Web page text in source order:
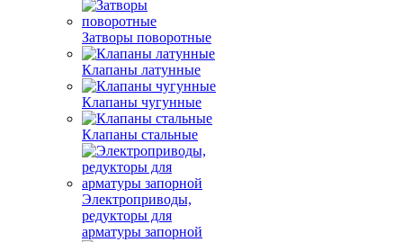
Затворы поворотные
Клапаны латунные
Клапаны чугунные
Клапаны стальные
Электроприводы,
редукторы для
арматуры запорной